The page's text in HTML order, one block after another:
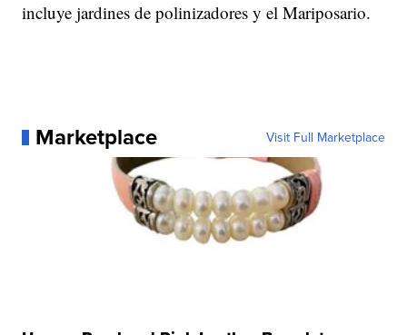
incluye jardines de polinizadores y el Mariposario.
Marketplace Visit Full Marketplace